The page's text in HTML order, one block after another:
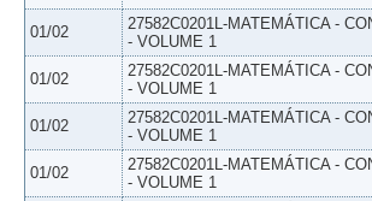
01/02
27582C0201L-MATEMÁTICA -
- VOLUME 1
01/02
27582C0201L-MATEMÁTICA -
- VOLUME 1
01/02
27582C0201L-MATEMÁTICA -
- VOLUME 1
01/02
27582C0201L-MATEMÁTICA -
- VOLUME 1